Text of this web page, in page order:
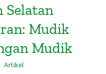
Selatan
Mudik
Mudik
Artikel